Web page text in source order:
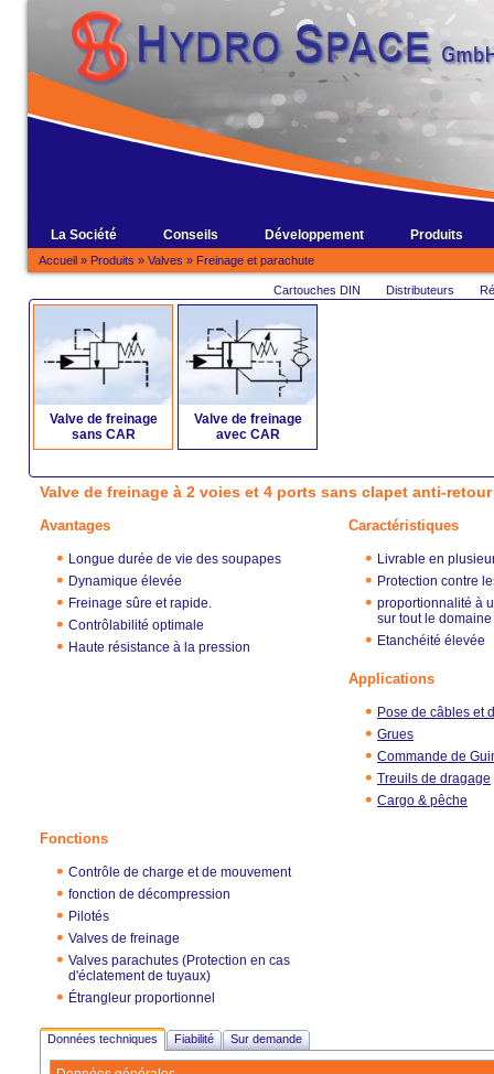
La Société Conseils Développement Produits
Accueil » Produits » Valves » Freinage et parachute
Cartouches DIN Distributeurs
Valve de freinage
sans CAR
Valve de freinage
avec CAR
Valve de freinage à 2 voies et 4 ports sans clapet anti-retour
Avantages
Longue durée de vie des soupapes
Dynamique élevée
Freinage sûre et rapide.
Contrôlabilité optimale
Haute résistance à la pression
Caractéristiques
Livrable en
Protection contre
proportionnalité à
sur tout le domaine
Etanchéité élevée
Applications
Pose de câbles et
Grues
Commande de
Treuils de dragage
Cargo & pêche
Fonctions
Contrôle de charge et de mouvement
fonction de décompression
Pilotés
Valves de freinage
Valves parachutes (Protection en cas
d'éclatement de tuyaux)
Étrangleur proportionnel
Données techniques Fiabilité Sur demande